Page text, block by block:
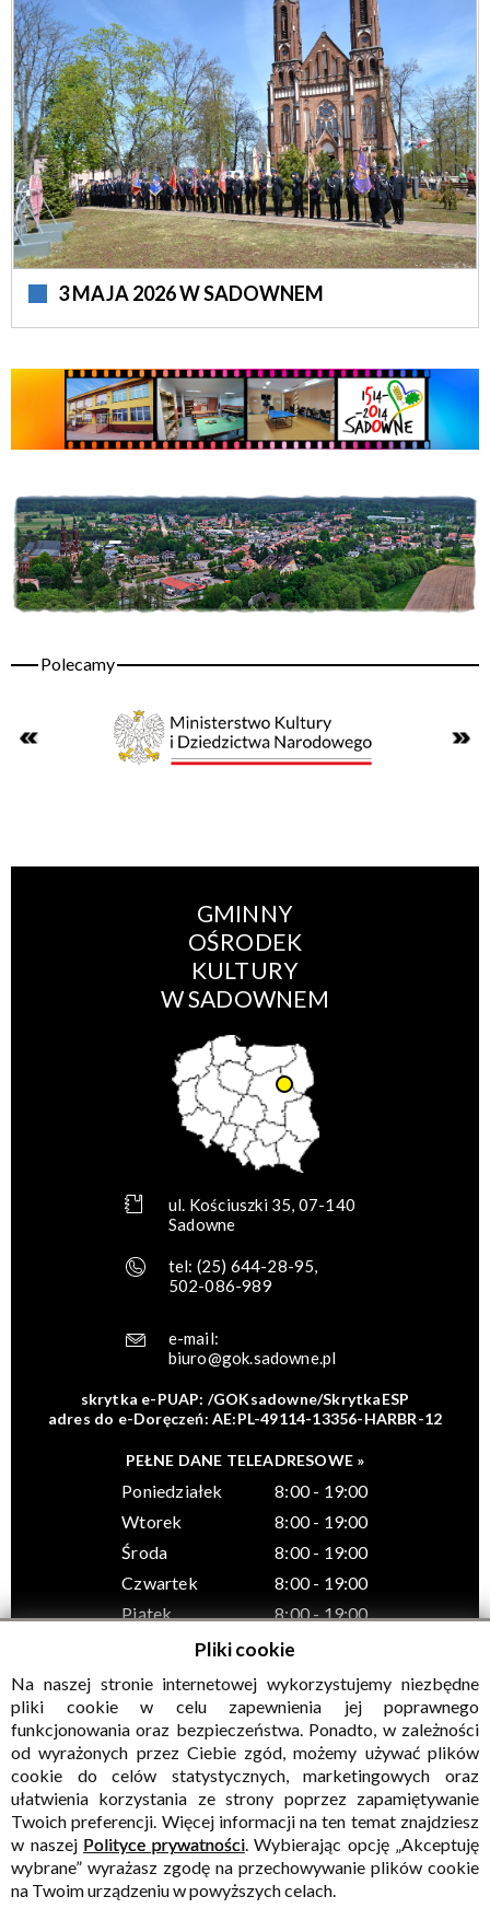
3 MAJA 2026 W SADOWNEM
GMINNY
OŚRODEK
KULTURY
W SADOWNEM
ul. Kościuszki 35, 07-140
Sadowne
tel: (25) 644-28-95,
502-086-989
e-mail:
biuro@gok.sadowne.pl
skrytka e-PUAP: /GOKsadowne/SkrytkaESP
adres do e-Doręczeń: AE:PL-49114-13356-HARBR-12
PEŁNE DANE TELEADRESOWE »
Poniedziałek
8:00 - 19:00
Wtorek
8:00 - 19:00
Środa
8:00 - 19:00
Czwartek
8:00 - 19:00
Piątek
8:00 - 19:00
© Wszelkie prawa zastrzeżone, Gminny Ośrodek Kultury w
Sadownem
Pliki cookie
Na naszej stronie internetowej wykorzystujemy niezbędne
pliki cookie w celu zapewnienia jej poprawnego
funkcjonowania oraz bezpieczeństwa. Ponadto, w zależności
od wyrażonych przez Ciebie zgód, możemy używać plików
cookie do celów statystycznych, marketingowych oraz
ułatwienia korzystania ze strony poprzez zapamiętywanie
Twoich preferencji. Więcej informacji na ten temat znajdziesz
w naszej Polityce prywatności. Wybierając opcję „Akceptuję
wybrane” wyrażasz zgodę na przechowywanie plików cookie
na Twoim urządzeniu w powyższych celach.